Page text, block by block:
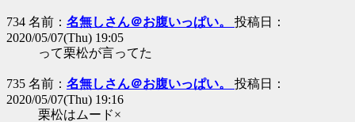
734 名前： 名無しさん＠お腹いっぱい。 投稿日：
2020/05/07(Thu) 19:05
って栗松が言ってた
735 名前： 名無しさん＠お腹いっぱい。 投稿日：
2020/05/07(Thu) 19:16
栗松はムード×